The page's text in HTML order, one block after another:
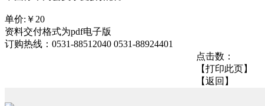
单价:￥ 20
资料交付格式为pdf电子版
订购热线：0531-88512040 0531-88924401
点击数：
【打印此页】
【返回】